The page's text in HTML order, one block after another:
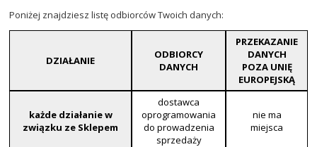
Poniżej znajdziesz listę odbiorców Twoich danych:
DZIAŁANIE
ODBIORCY
DANYCH
PRZEKAZANIE
DANYCH
POZA UNIĘ
EUROPEJSKĄ
każde działanie w
związku ze Sklepem
dostawca
oprogramowania
do prowadzenia
sprzedaży
nie ma
miejsca